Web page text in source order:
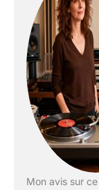
Mon avis sur